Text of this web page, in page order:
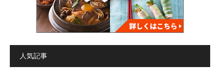
人気記事